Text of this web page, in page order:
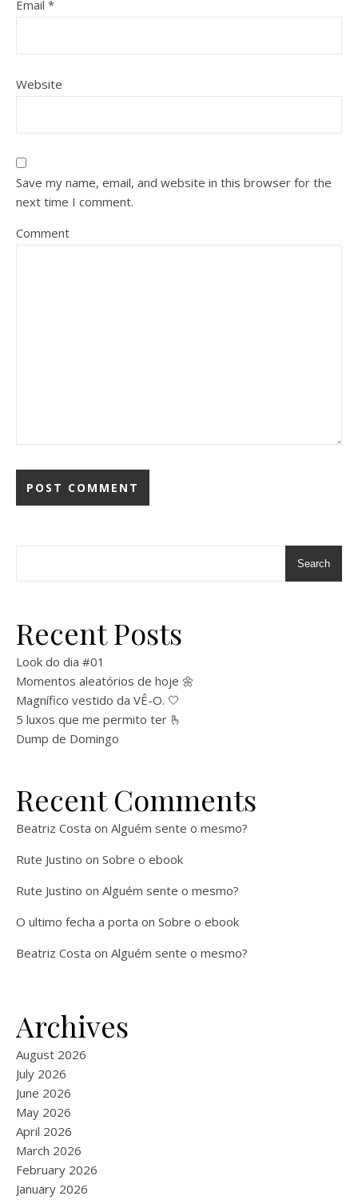
Email *
Website
Save my name, email, and website in this browser for the
next time I comment.
Comment
Search
Recent Posts
Look do dia #01
Momentos aleatórios de hoje 🌼
Magnífico vestido da VÊ-O. 🤍
5 luxos que me permito ter 🫰
Dump de Domingo
Recent Comments
Beatriz Costa on Alguém sente o mesmo?
Rute Justino on Sobre o ebook
Rute Justino on Alguém sente o mesmo?
O ultimo fecha a porta on Sobre o ebook
Beatriz Costa on Alguém sente o mesmo?
Archives
August 2026
July 2026
June 2026
May 2026
April 2026
March 2026
February 2026
January 2026